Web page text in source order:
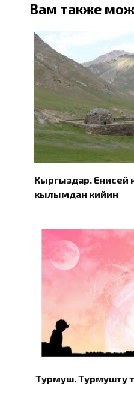
Вам также
Кыргыздар. Eнисей
кылымдан кийин
Турмуш. Турмушту